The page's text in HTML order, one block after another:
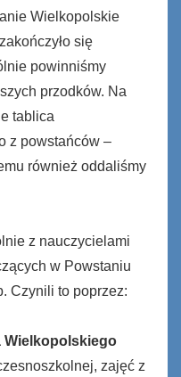
Wielkopolskie
się
powinniśmy
przodków. Na
tablica
z powstańców –
również oddaliśmy
z nauczycielami
w Powstaniu
Czynili to poprzez:
Wielkopolskiego
zajęć z